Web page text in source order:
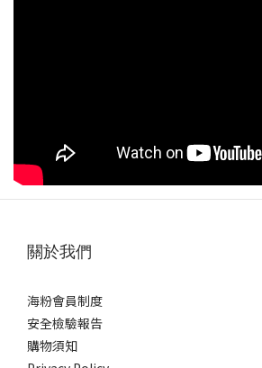
關於我們
海粉會員制度
安全檢驗報告
購物須知